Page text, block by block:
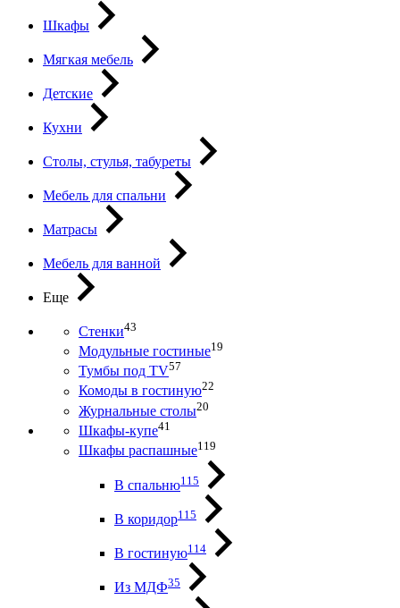
Шкафы
Мягкая мебель
Детские
Кухни
Столы, стулья, табуреты
Мебель для спальни
Матрасы
Мебель для ванной
Еще
Стенки43
Модульные гостиные19
Тумбы под ТV57
Комоды в гостиную22
Журнальные столы20
Шкафы-купе41
Шкафы распашные119
В спальню115
В коридор115
В гостиную114
Из МДФ35